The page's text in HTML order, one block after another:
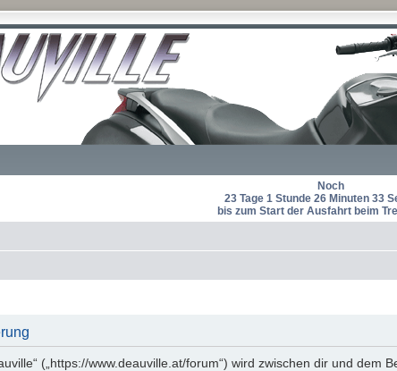
Noch
23 Tage 1 Stunde 26 Minuten 33
bis zum Start der Ausfahrt beim
(„https://www.deauville.at/forum“) wird zwischen dir und dem